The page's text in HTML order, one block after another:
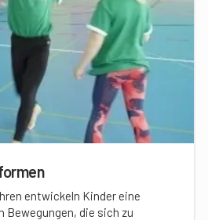
entwickeln Kinder eine
Bewegungen, die sich zu